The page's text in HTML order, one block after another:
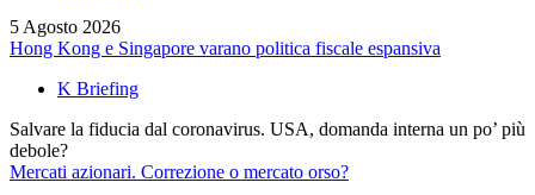
5 Agosto 2026
Hong Kong e Singapore varano politica fiscale espansiva
K Briefing
Salvare la fiducia dal coronavirus. USA, domanda interna un po’ più
debole?
Mercati azionari. Correzione o mercato orso?